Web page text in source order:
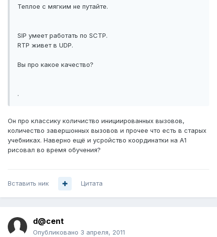
Теплое с мягким не путайте.
SIP умеет работать по SCTP.
RTP живет в UDP.
Вы про какое качество?
.
Он про классику количиство инициированных вызовов,
количество завершонных вызовов и прочее что есть в старых
учебниках. Наверно ещё и усройство координатки на А1
рисовал во время обучения?
Вставить ник Цитата
d@cent
Опубликовано 3 апреля, 2011